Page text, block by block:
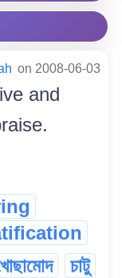
on 2008-06-03
and
চাটু